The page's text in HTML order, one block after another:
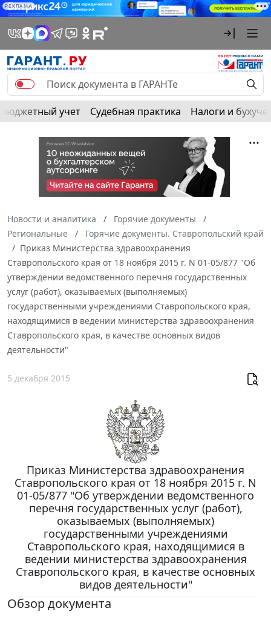
РЕКЛАМА
Бюджетный учет Судебная практика Налоги и
Новости и аналитика
Горячие документы
Региональные
Горячие документы. Ставропольский край
Приказ Министерства здравоохранения
Ставропольского края от 18 ноября 2015 г. N 01-05/877 "Об
утверждении ведомственного перечня государственных
услуг (работ), оказываемых (выполняемых)
государственными учреждениями Ставропольского края,
находящимися в ведении министерства здравоохранения
Ставропольского края, в качестве основных видов
деятельности"
5 декабря 2015
Приказ Министерства здравоохранения
Ставропольского края от 18 ноября 2015 г. N
01-05/877 "Об утверждении ведомственного
перечня государственных услуг (работ),
оказываемых (выполняемых)
государственными учреждениями
Ставропольского края, находящимися в
ведении министерства здравоохранения
Ставропольского края, в качестве основных
видов деятельности"
Обзор документа